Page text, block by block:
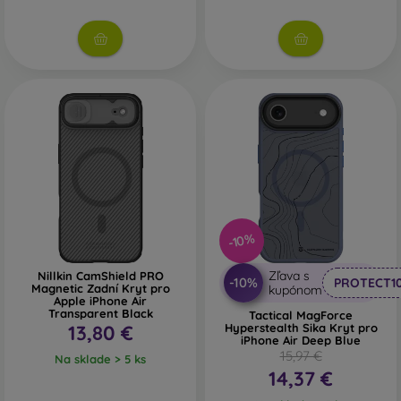
Nillkin CamShield PRO
Magnetic Zadní Kryt pro
Apple iPhone Air
Transparent Black
13,80 €
Na sklade > 5 ks
-10%
-10%
Zľava s
kupónom
Tactical MagForce
Hyperstealth Sika Kryt pro
iPhone Air Deep Blue
15,97 €
14,37 €